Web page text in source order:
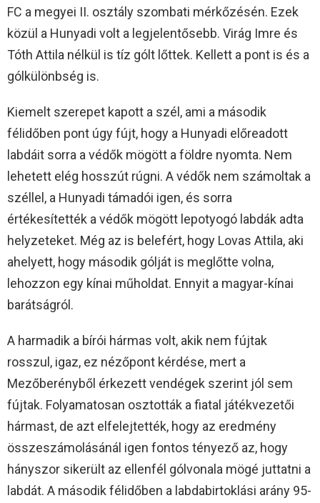
FC a megyei II. osztály szombati mérkőzésén. Ezek
közül a Hunyadi volt a legjelentősebb. Virág Imre és
Tóth Attila nélkül is tíz gólt lőttek. Kellett a pont is és a
gólkülönbség is.
Kiemelt szerepet kapott a szél, ami a második
félidőben pont úgy fújt, hogy a Hunyadi előreadott
labdáit sorra a védők mögött a földre nyomta. Nem
lehetett elég hosszút rúgni. A védők nem számoltak a
széllel, a Hunyadi támadói igen, és sorra
értékesítették a védők mögött lepotyogó labdák adta
helyzeteket. Még az is belefért, hogy Lovas Attila, aki
ahelyett, hogy második gólját is meglőtte volna,
lehozzon egy kínai műholdat. Ennyit a magyar-kínai
barátságról.
A harmadik a bírói hármas volt, akik nem fújtak
rosszul, igaz, ez nézőpont kérdése, mert a
Mezőberényből érkezett vendégek szerint jól sem
fújtak. Folyamatosan osztották a fiatal játékvezetői
hármast, de azt elfelejtették, hogy az eredmény
összeszámolásánál igen fontos tényező az, hogy
hányszor sikerült az ellenfél gólvonala mögé juttatni a
labdát. A második félidőben a labdabirtoklási arány 95-